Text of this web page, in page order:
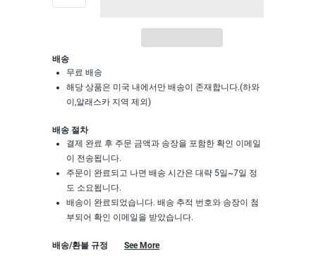
배송
무료 배송
해당 상품은 미국 내에서만 배송이 존재합니다.(하와
이,알래스카 지역 제외)
배송 절차
결제 완료 후 주문 금액과 송장을 포함한 확인 이메일
이 전송됩니다.
주문이 완료되고 나면 배송 시간은 대략 5일~7일 정
도 소요됩니다.
배송이 완료되었습니다. 배송 추적 번호와 송장이 첨
부되어 확인 이메일을 받았습니다.
배송/환불 규정 See More